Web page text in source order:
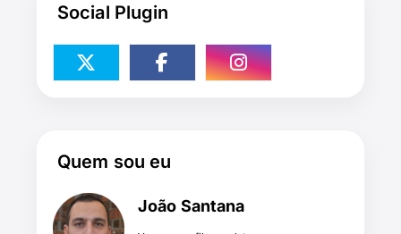
Social Plugin
Quem sou eu
João Santana